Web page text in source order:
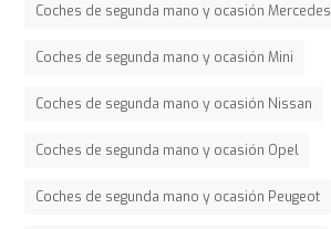
Coches de segunda mano y ocasión Mercedes
Coches de segunda mano y ocasión Mini
Coches de segunda mano y ocasión Nissan
Coches de segunda mano y ocasión Opel
Coches de segunda mano y ocasión Peugeot